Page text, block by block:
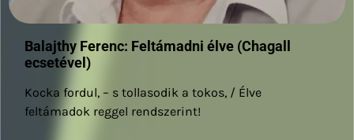
Balajthy Ferenc: Feltámadni élve (Chagall
ecsetével)
Kocka fordul, – s tollasodik a tokos, / Élve
feltámadok reggel rendszerint!